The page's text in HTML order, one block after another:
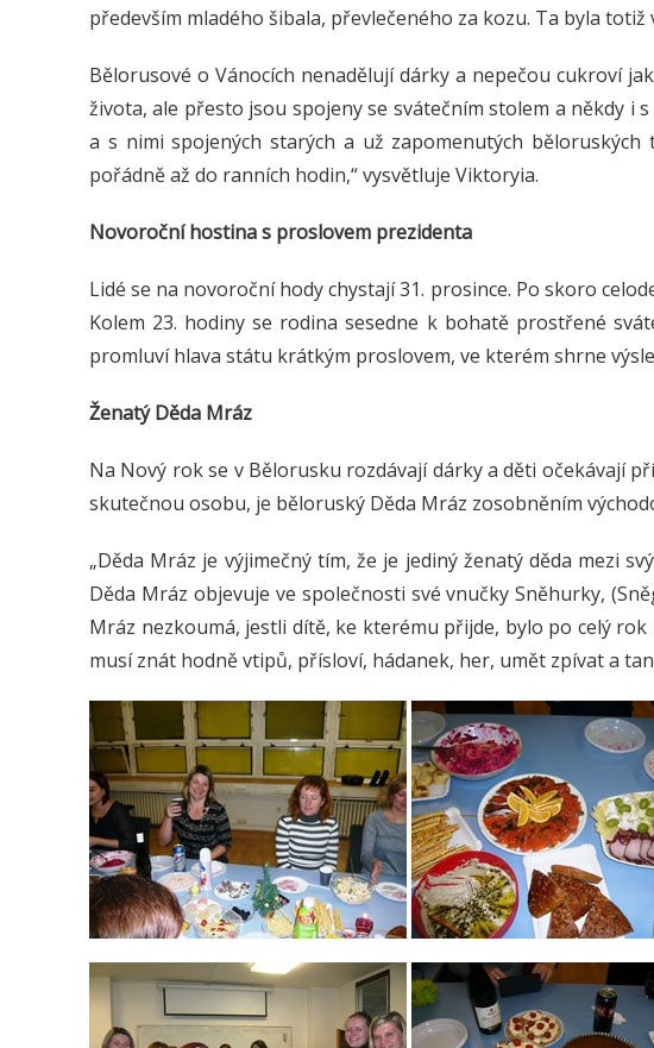
především mladého šibala, převlečeného za kozu. Ta byla
Bělorusové o Vánocích nenadělují dárky a nepečou cukroví
života, ale přesto jsou spojeny se svátečním stolem a někdy i
a s nimi spojených starých a už zapomenutých
pořádně až do ranních hodin,“ vysvětluje Viktoryia.
Novoroční hostina s proslovem prezidenta
Lidé se na novoroční hody chystají 31. prosince. Po skoro
Kolem 23. hodiny se rodina sesedne k bohatě prostřené
promluví hlava státu krátkým proslovem, ve kterém shrne
Ženatý Děda Mráz
Na Nový rok se v Bělorusku rozdávají dárky a děti očekávají
skutečnou osobu, je běloruský Děda Mráz zosobněním
„Děda Mráz je výjimečný tím, že je jediný ženatý děda mezi
Děda Mráz objevuje ve společnosti své vnučky Sněhurky,
Mráz nezkoumá, jestli dítě, ke kterému přijde, bylo po celý
musí znát hodně vtipů, přísloví, hádanek, her, umět zpívat a